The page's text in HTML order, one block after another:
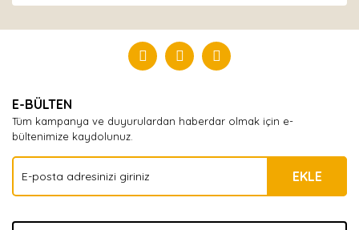
Yorum Yaz
E-BÜLTEN
Tüm kampanya ve duyurulardan haberdar olmak için e-
bültenimize kaydolunuz.
EKLE